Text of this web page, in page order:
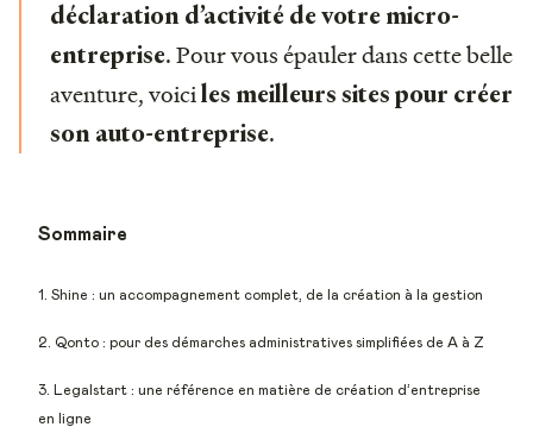
déclaration d’activité de votre micro-
entreprise. Pour vous épauler dans cette belle
aventure, voiciles meilleurs sites pour créer
son auto-entreprise.
Sommaire
1. Shine : un accompagnement complet, de la création à la gestion
2. Qonto : pour des démarches administratives simplifiées de A à Z
3. Legalstart : une référence en matière de création d’entreprise
en ligne